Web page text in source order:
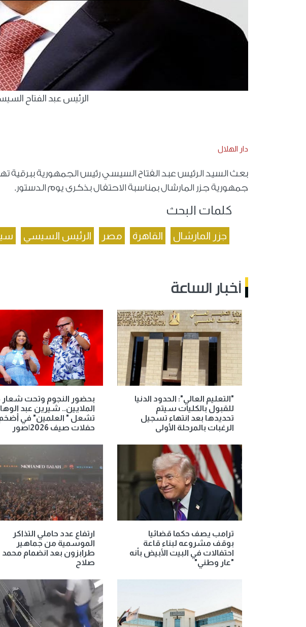
الرئيس عبد الفتاح
دار الهلال
بعث السيد الرئيس عبد الفتاح السيسي رئيس الجمهورية ببرقية
جمهورية جزر المارشال بمناسبة الاحتفال بذكرى يوم الدستور.
كلمات البحث
جزر المارشال القاهرة مصر الرئيس السيسي
أخبار الساعة
"التعليم العالي": الحدود الدنيا
للقبول بالكليات سيتم
تحديدها بعد انتهاء تسجيل
الرغبات بالمرحلة الأولى
بحضور النجوم وتحت شعار
الملايين.. شيرين عبد
تشعل " العلمين" في
حفلات صيف 2026|صور
ترامب يصف حكما قضائيا
بوقف مشروعه لبناء قاعة
احتفالات في البيت الأبيض بأنه
"عار وطني"
ارتفاع عدد حاملي التذاكر
الموسمية من جماهير
طرابزون بعد انضمام محمد
صلاح